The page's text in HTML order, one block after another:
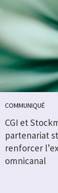
COMMUNIQUÉ
CGI et
partenariat
renforcer
omnicanal